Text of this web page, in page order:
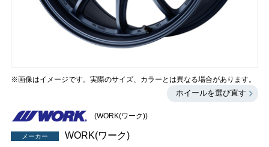
※画像はイメージです。実際のサイズ、カラーとは異なる場合があります。
ホイールを選び直す
(WORK(ワーク))
メーカー WORK(ワーク)